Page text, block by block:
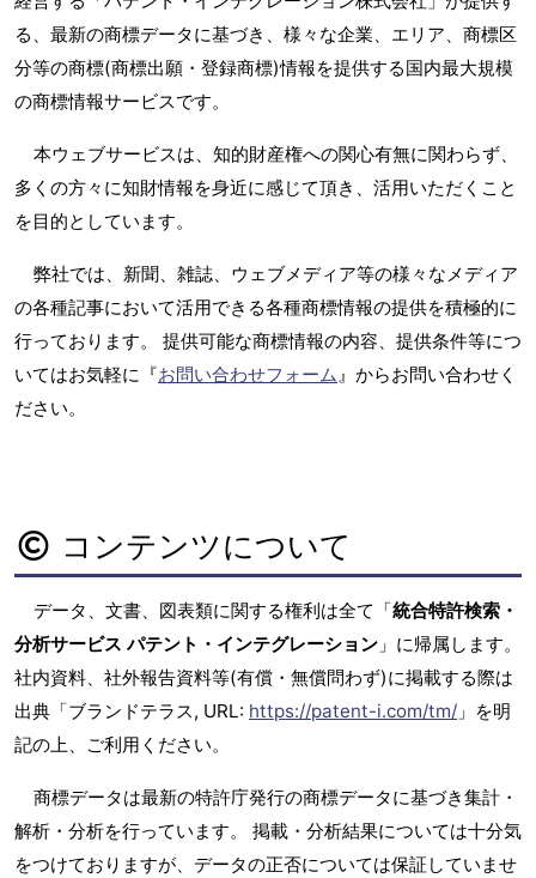
る、最新の商標データに基づき、様々な企業、エリア、商標区
分等の商標(商標出願・登録商標)情報を提供する国内最大規模
の商標情報サービスです。
本ウェブサービスは、知的財産権への関心有無に関わらず、
多くの方々に知財情報を身近に感じて頂き、活用いただくこと
を目的としています。
弊社では、新聞、雑誌、ウェブメディア等の様々なメディア
の各種記事において活用できる各種商標情報の提供を積極的に
行っております。 提供可能な商標情報の内容、提供条件等につ
いてはお気軽に『お問い合わせフォーム』からお問い合わせく
ださい。
コンテンツについて
データ、文書、図表類に関する権利は全て「統合特許検索・
分析サービス パテント・インテグレーション 」に帰属します。
社内資料、社外報告資料等(有償・無償問わず)に掲載する際は
出典「ブランドテラス, URL: https://patent-i.com/tm/ 」を明
記の上、ご利用ください。
商標データは最新の特許庁発行の商標データに基づき集計・
解析・分析を行っています。 掲載・分析結果については十分気
をつけておりますが、データの正否については保証していませ